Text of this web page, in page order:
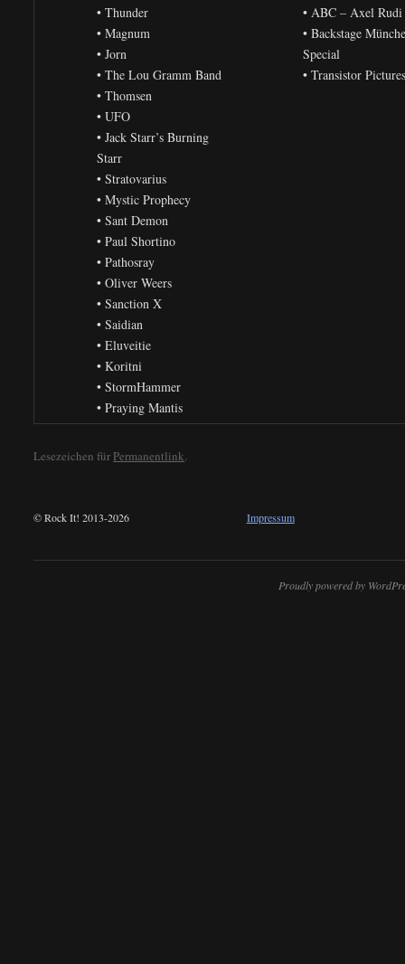
• Thunder
• Magnum
• Jorn
• The Lou Gramm Band
• Thomsen
• UFO
• Jack Starr’s Burning
Starr
• Stratovarius
• Mystic Prophecy
• Sant Demon
• Paul Shortino
• Pathosray
• Oliver Weers
• Sanction X
• Saidian
• Eluveitie
• Koritni
• StormHammer
• Praying Mantis
• ABC – Axel
• Backstage
Special
• Transistor
Lesezeichen für Permanentlink.
© Rock It! 2013-2026 Impressum
Proudly powered by